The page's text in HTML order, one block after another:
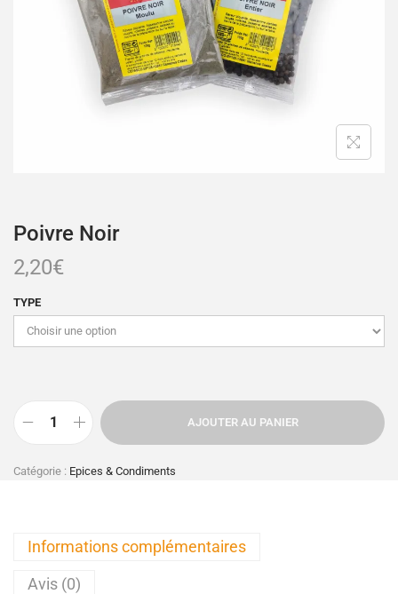
Poivre Noir
2,20€
TYPE
AJOUTER AU PANIER
Catégorie : Epices & Condiments
Informations complémentaires
Avis (0)